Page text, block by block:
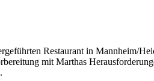
Restaurant in Mannheim/
mit Marthas